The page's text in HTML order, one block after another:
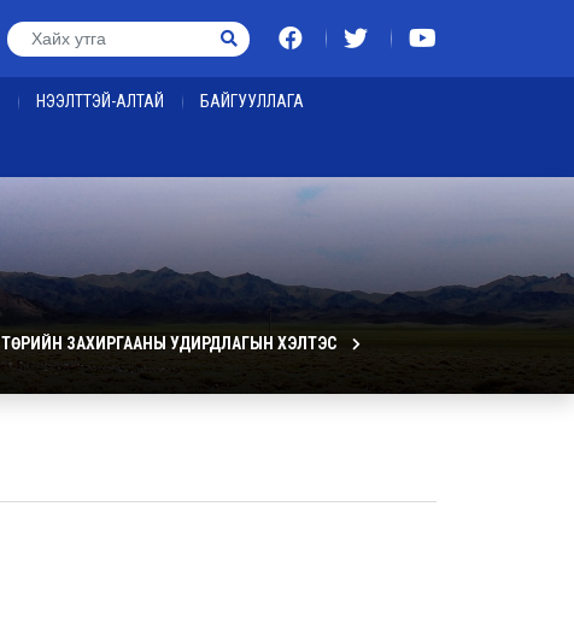
НЭЭЛТТЭЙ-АЛТАЙ БАЙГУУЛЛАГА
ТӨРИЙН ЗАХИРГААНЫ УДИРДЛАГЫН ХЭЛТЭС